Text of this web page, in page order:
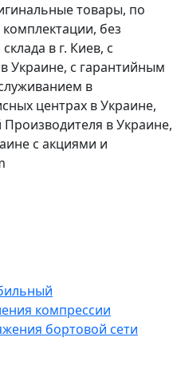
товары, по
без
в г. Киев, с
Украине, с гарантийным
в
центрах в Украине,
в Украине,
с акциями и
компрессии
бортовой сети